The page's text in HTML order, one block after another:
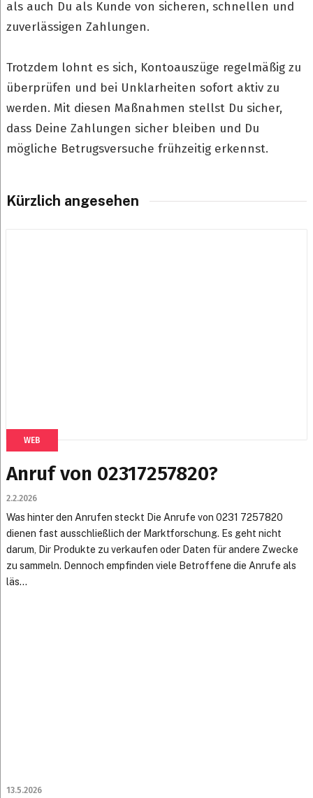
als auch Du als Kunde von sicheren, schnellen und
zuverlässigen Zahlungen.
Trotzdem lohnt es sich, Kontoauszüge regelmäßig zu
überprüfen und bei Unklarheiten sofort aktiv zu
werden. Mit diesen Maßnahmen stellst Du sicher,
dass Deine Zahlungen sicher bleiben und Du
mögliche Betrugsversuche frühzeitig erkennst.
Kürzlich angesehen
WEB
Anruf von 02317257820?
2.2.2026
Was hinter den Anrufen steckt Die Anrufe von 0231 7257820
dienen fast ausschließlich der Marktforschung. Es geht nicht
darum, Dir Produkte zu verkaufen oder Daten für andere Zwecke
zu sammeln. Dennoch empfinden viele Betroffene die Anrufe als
läs...
13.5.2026